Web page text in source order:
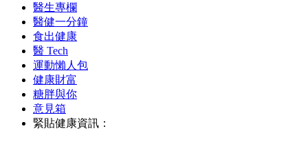
醫生專欄
醫健一分鐘
食出健康
醫 Tech
運動懶人包
健康財富
糖胖與你
意見箱
緊貼健康資訊：